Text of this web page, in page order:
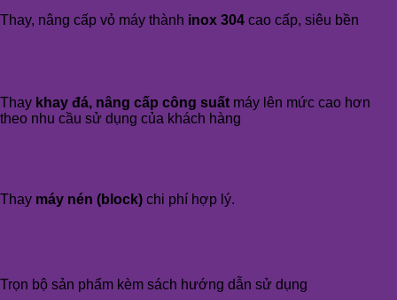
Thay, nâng cấp vỏ máy thành inox 304 cao cấp, siêu bền
Thay khay đá, nâng cấp công suất máy lên mức cao hơn
theo nhu cầu sử dụng của khách hàng
Thay máy nén (block) chi phí hợp lý.
Trọn bộ sản phẩm kèm sách hướng dẫn sử dụng